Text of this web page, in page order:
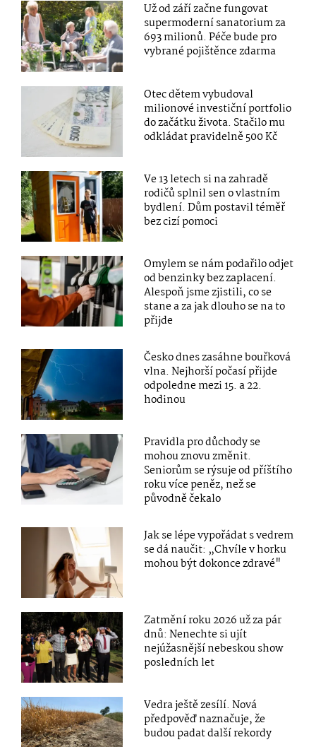
Už od září začne fungovat
supermoderní sanatorium za
693 milionů. Péče bude pro
vybrané pojištěnce zdarma
Otec dětem vybudoval
milionové investiční portfolio
do začátku života. Stačilo mu
odkládat pravidelně 500 Kč
Ve 13 letech si na zahradě
rodičů splnil sen o vlastním
bydlení. Dům postavil téměř
bez cizí pomoci
Omylem se nám podařilo odjet
od benzinky bez zaplacení.
Alespoň jsme zjistili, co se
stane a za jak dlouho se na to
přijde
Česko dnes zasáhne bouřková
vlna. Nejhorší počasí přijde
odpoledne mezi 15. a 22.
hodinou
Pravidla pro důchody se
mohou znovu změnit.
Seniorům se rýsuje od příštího
roku více peněz, než se
původně čekalo
Jak se lépe vypořádat s vedrem
se dá naučit: „Chvíle v horku
mohou být dokonce zdravé"
Zatmění roku 2026 už za pár
dnů: Nenechte si ujít
nejúžasnější nebeskou show
posledních let
Vedra ještě zesílí. Nová
předpověď naznačuje, že
budou padat další rekordy